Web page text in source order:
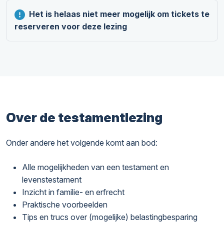
Het is helaas niet meer mogelijk om tickets te
reserveren voor deze lezing
Over de testamentlezing
Onder andere het volgende komt aan bod:
Alle mogelijkheden van een testament en
levenstestament
Inzicht in familie- en erfrecht
Praktische voorbeelden
Tips en trucs over (mogelijke) belastingbesparing